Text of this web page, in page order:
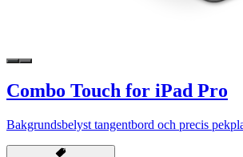
Combo Touch for iPad Pro
Bakgrundsbelyst tangentbord och precis